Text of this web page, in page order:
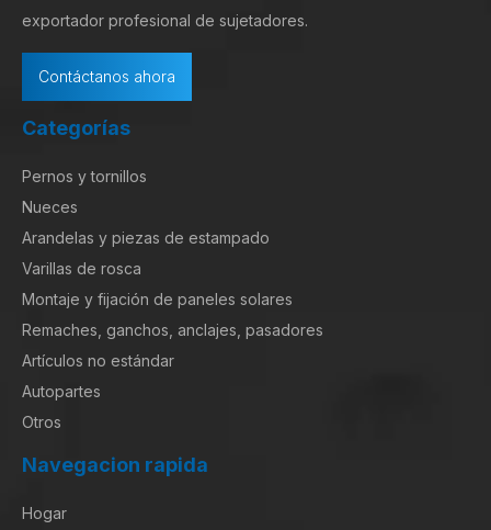
exportador profesional de sujetadores.
Contáctanos ahora
Categorías
Pernos y tornillos
Nueces
Arandelas y piezas de estampado
Varillas de rosca
Montaje y fijación de paneles solares
Remaches, ganchos, anclajes, pasadores
Artículos no estándar
Autopartes
Otros
Navegacion rapida
Hogar